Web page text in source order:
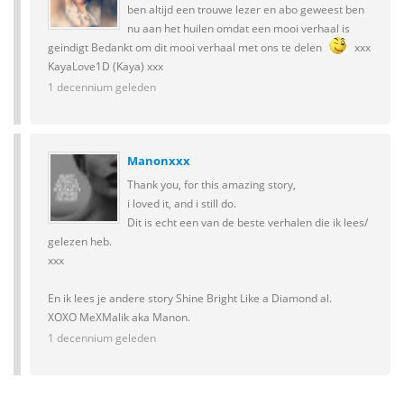
ben altijd een trouwe lezer en abo geweest ben
nu aan het huilen omdat een mooi verhaal is
geindigt Bedankt om dit mooi verhaal met ons te delen
xxx
KayaLove1D (Kaya) xxx
1 decennium geleden
Manonxxx
Thank you, for this amazing story,
i loved it, and i still do.
Dit is echt een van de beste verhalen die ik lees/
gelezen heb.
xxx
En ik lees je andere story Shine Bright Like a Diamond al.
XOXO MeXMalik aka Manon.
1 decennium geleden